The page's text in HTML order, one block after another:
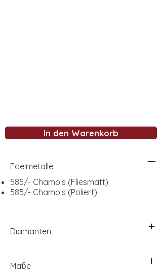
In den Warenkorb
Edelmetalle
585/- Chamois (Fliesmatt)
585/- Chamois (Poliert)
Diamanten
Maße